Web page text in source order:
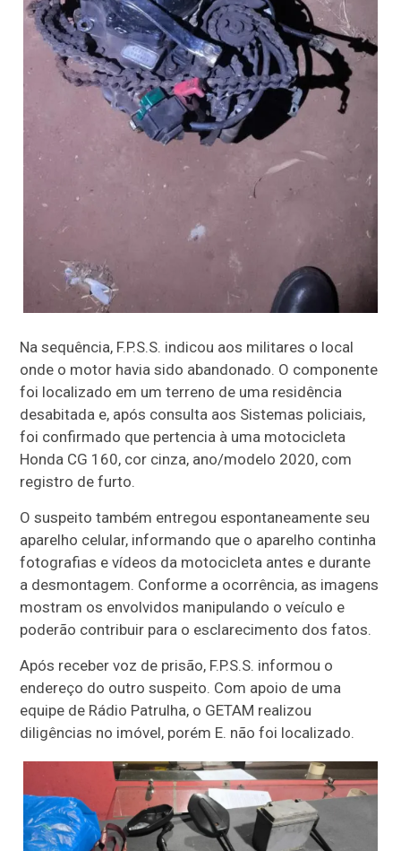
Na sequência, F.P.S.S. indicou aos militares o local
onde o motor havia sido abandonado. O componente
foi localizado em um terreno de uma residência
desabitada e, após consulta aos Sistemas policiais,
foi confirmado que pertencia à uma motocicleta
Honda CG 160, cor cinza, ano/modelo 2020, com
registro de furto.
O suspeito também entregou espontaneamente seu
aparelho celular, informando que o aparelho continha
fotografias e vídeos da motocicleta antes e durante
a desmontagem. Conforme a ocorrência, as imagens
mostram os envolvidos manipulando o veículo e
poderão contribuir para o esclarecimento dos fatos.
Após receber voz de prisão, F.P.S.S. informou o
endereço do outro suspeito. Com apoio de uma
equipe de Rádio Patrulha, o GETAM realizou
diligências no imóvel, porém E. não foi localizado.